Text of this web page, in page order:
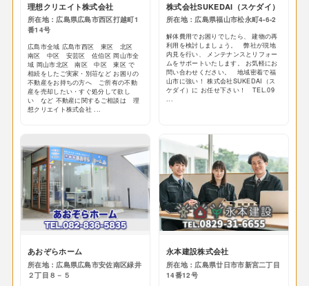
理想クリエイト株式会社
所在地：広島県広島市西区打越町1
番14号
広島市全域 広島市西区 東区 北区
南区 中区 安芸区 佐伯区 岡山市全
域 岡山市北区 南区 中区 東区 で
相続をしたご実家・別荘など お困りの
不動産をお持ちの方へ ご所有の不動
産を売却したい・すぐ処分して欲し
い など 不動産に関するご相談は 理
想クリエイト株式会社 ...
株式会社SUKEDAI（スケダイ）
所在地：広島県福山市松永町4-6-2
解体費用でお困りでしたら、 建物の再
利用を検討しましょう。 弊社が現地
内見を行い、 メンテナンスとリフォー
ムをサポートいたします。 お気軽にお
問い合わせください。 地域密着で福
山市に強い！ 株式会社SUKEDAI（ス
ケダイ）に お任せ下さい！ TEL.09
...
あおぞらホーム
所在地：広島県広島市安佐南区緑井
２丁目８－５
永本建設株式会社
所在地：広島県廿日市市新宮二丁目
14番12号